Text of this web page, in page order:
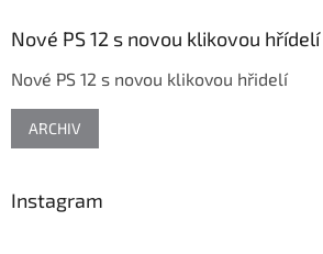
Nové PS 12 s novou klikovou hřídelí
Nové PS 12 s novou klikovou hřidelí
ARCHIV
Instagram